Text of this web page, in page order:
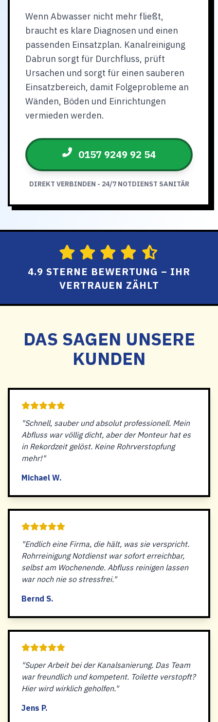
Wenn Abwasser nicht mehr fließt,
braucht es klare Diagnosen und einen
passenden Einsatzplan. Kanalreinigung
Dabrun sorgt für Durchfluss, prüft
Ursachen und sorgt für einen sauberen
Einsatzbereich, damit Folgeprobleme an
Wänden, Böden und Einrichtungen
vermieden werden.
0157 9249 92 54
DIREKT VERBINDEN - 24/7 NOTDIENST SANITÄR
4.9 STERNE BEWERTUNG – IHR
VERTRAUEN ZÄHLT
DAS SAGEN UNSERE
KUNDEN
"Schnell, sauber und absolut professionell. Mein
Abfluss war völlig dicht, aber der Monteur hat es
in Rekordzeit gelöst. Keine Rohrverstopfung
mehr!"
Michael W.
"Endlich eine Firma, die hält, was sie verspricht.
Rohrreinigung Notdienst war sofort erreichbar,
selbst am Wochenende. Abfluss reinigen lassen
war noch nie so stressfrei."
Bernd S.
"Super Arbeit bei der Kanalsanierung. Das Team
war freundlich und kompetent. Toilette verstopft?
Hier wird wirklich geholfen."
Jens P.